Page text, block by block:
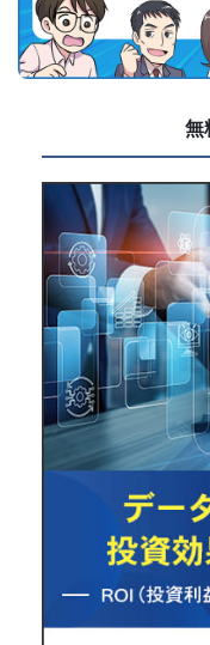
無